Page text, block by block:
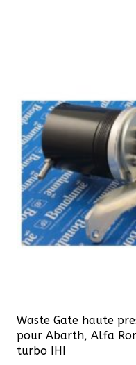
Waste Gate haute
pour Abarth, Alfa
turbo IHI